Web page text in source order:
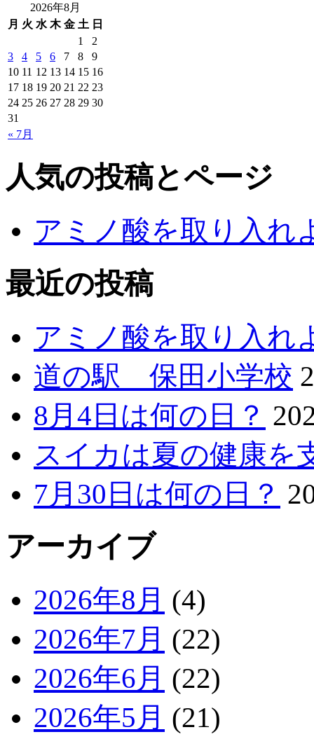
2026年8月
月 火 水 木 金 土 日
« 7月
1
2
3
4 5 6 7 8
9
10 11 12 13 14 15 16
17 18 19 20 21 22 23
24 25 26 27 28 29 30
31
人気の投稿とページ
アミノ酸を取り入れ
最近の投稿
アミノ酸を取り入れ
道の駅 保田小学校
8月4日は何の日？
スイカは夏の健康を
7月30日は何の日？
アーカイブ
2026年8月 (4)
2026年7月 (22)
2026年6月 (22)
2026年5月 (21)